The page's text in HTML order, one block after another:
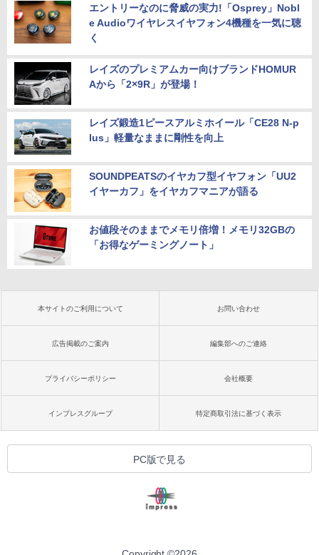
エントリーなのに脅威の実力!「Osprey」Nobl
e Audioワイヤレスイヤフォン4機種を一気に聴
く
レイズのプレミアムカー向けブランドHOMUR
Aから「2×9R」が登場！
レイズ鍛造1ピースアルミホイール「CE28 N-p
lus」軽量なままに剛性を向上
SOUNDPEATSのイヤカフ型イヤフォン「UU2
イヤーカフ」をイヤカフマニアが語る
お値段そのままでメモリ倍増！メモリ32GBの
「お得なゲーミングノート」
本サイトのご利用について お問い合わせ
広告掲載のご案内 編集部へのご連絡
プライバシーポリシー 会社概要
インプレスグループ 特定商取引法に基づく表示
PC版で見る